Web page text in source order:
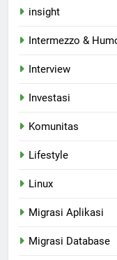
insight
Intermezzo &
Interview
Investasi
Komunitas
Lifestyle
Linux
Migrasi Aplikasi
Migrasi Database